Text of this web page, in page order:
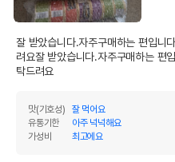
잘 받았습니다.자주구매하는 편입니
려요잘 받았습니다.자주구매하는 편
탁드려요
맛(기호성)
잘 먹어요
유통기한
아주 넉넉해요
가성비
최고에요